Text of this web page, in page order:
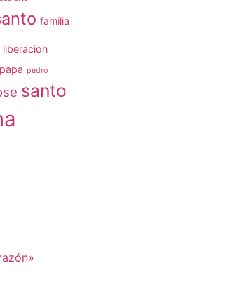
familia
liberacion
papa pedro
santo